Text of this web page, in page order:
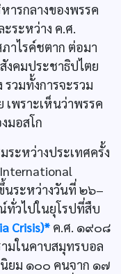
ารกลางของพรรค
ระหว่าง ค.ศ.
ไรค์ชตาก ต่อมา
งคมประชาธิปไตย
วมทั้งการจะรวม
พราะเห็นว่าพรรค
มอสโก
ะหว่างประเทศครั้ง
นระหว่างวันที่ ๒๖–
ทั่วไปในยุโรปที่สืบ
Crisis)* ค.ศ. ๑๙๐๘
มในคาบสมุทรบอล
ยม ๑๐๐ คนจาก ๑๗